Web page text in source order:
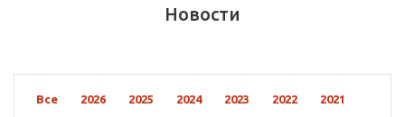
Новости
Все 2026 2025 2024 2023 2022
2021